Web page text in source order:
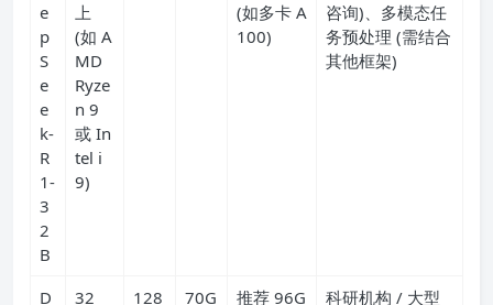
e
p
S
e
e
k-
R
1-
3
2
B
上
(如 A
MD
Ryze
n 9
或 In
tel i
9)
(如多卡 A
100)
咨询)、多模态任
务预处理 (需结合
其他框架)
D 32 128 70G 推荐 96G 科研机构 / 大型